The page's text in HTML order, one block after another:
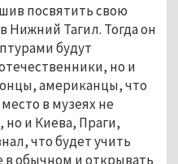
посвятить свою
Нижний Тагил. Тогда он
будут
но и
американцы, что
в музеях не
но и Киева, Праги,
что будет учить
в обычном и открывать